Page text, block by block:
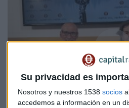
Su privacidad es
Nosotros y nuestros 1538 socios
accedemos a información en un